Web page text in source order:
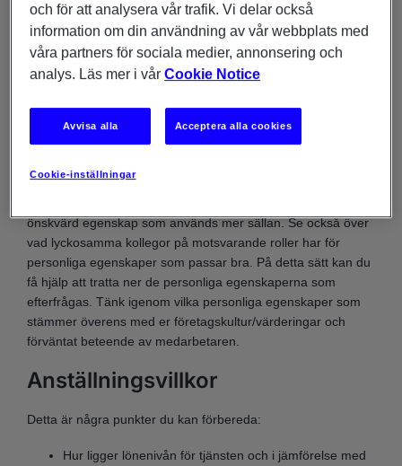
Kompetenser och personliga
egenskaper
Det är ofta svårt att begränsa förväntande kompetenser och
kompetensen, är det avgörande för rollen? Eller kanske rent
av något er nya medarbetare kan lära sig på sikt? När du
hur ofta egenskapen används i tjänsten och om den är
önskvärd egenskap som används mer sällan. Se också över
vad lyckosamma kollegor på motsvarande roller har för
personliga egenskaper som passar bra. På detta sätt kan du
få hjälp att tratta ner de personliga egenskaperna som
efterfrågas. Tänk igenom vilka personliga egenskaper som
stämmer överens med er företagskultur/värderingar och
förväntat beteende av medarbetaren.
Anställningsvillkor
Detta är några punkter du kan förbereda:
Hur ligger lönenivån för tjänsten och i jämförelse med
och för att analysera vår trafik. Vi delar också
information om din användning av vår webbplats med
våra partners för sociala medier, annonsering och
analys. Läs mer i vårCookie Notice
Cookie-inställningar
Avvisa alla Acceptera alla cookies